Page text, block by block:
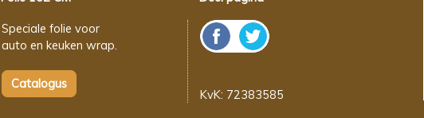
Speciale folie voor
auto en keuken wrap.
KvK: 72383585